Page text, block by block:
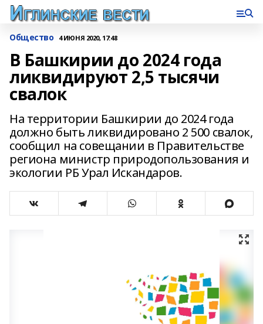
Общество 4 ИЮНЯ 2020, 17:48
В Башкирии до 2024 года
ликвидируют 2,5 тысячи
свалок
На территории Башкирии до 2024 года
должно быть ликвидировано 2 500 свалок,
сообщил на совещании в Правительстве
региона министр природопользования и
экологии РБ Урал Искандаров.